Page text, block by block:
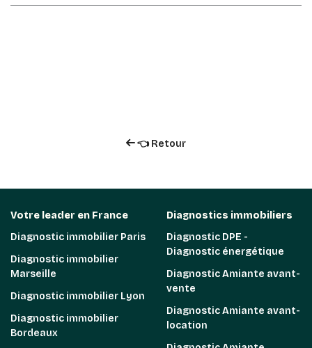
👈 Retour
Votre leader en France
Diagnostic immobilier Paris
Diagnostic immobilier
Marseille
Diagnostic immobilier Lyon
Diagnostic immobilier
Bordeaux
Diagnostics immobiliers
Diagnostic DPE -
Diagnostic énergétique
Diagnostic Amiante avant-
vente
Diagnostic Amiante avant-
location